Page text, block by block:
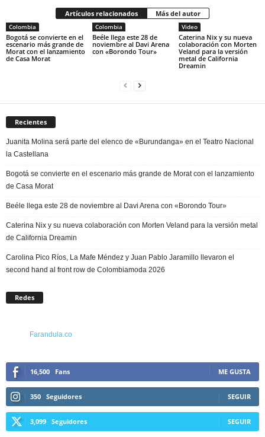
Artículos relacionados Más del autor
Colombia
Bogotá se convierte en el
escenario más grande de
Morat con el lanzamiento
de Casa Morat
Colombia
Beéle llega este 28 de
noviembre al Davi Arena
con «Borondo Tour»
Video
Caterina Nix y su nueva
colaboración con Morten
Veland para la versión
metal de California
Dreamin
Recientes
Juanita Molina será parte del elenco de «Burundanga» en el Teatro Nacional
la Castellana
Bogotá se convierte en el escenario más grande de Morat con el lanzamiento
de Casa Morat
Beéle llega este 28 de noviembre al Davi Arena con «Borondo Tour»
Caterina Nix y su nueva colaboración con Morten Veland para la versión metal
de California Dreamin
Carolina Pico Ríos, La Mafe Méndez y Juan Pablo Jaramillo llevaron el
second hand al front row de Colombiamoda 2026
Redes
Farandula.co
16,500 Fans ME GUSTA
350 Seguidores SEGUIR
3,099 Seguidores SEGUIR